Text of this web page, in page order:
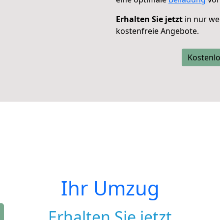
Erhalten Sie jetzt in nur
kostenfreie Angebote.
Ihr Umzug